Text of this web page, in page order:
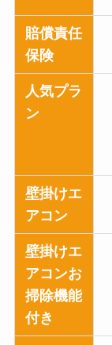
賠償責任
保険
人気プラ
ン
壁掛けエ
アコン
壁掛けエ
アコンお
掃除機能
付き